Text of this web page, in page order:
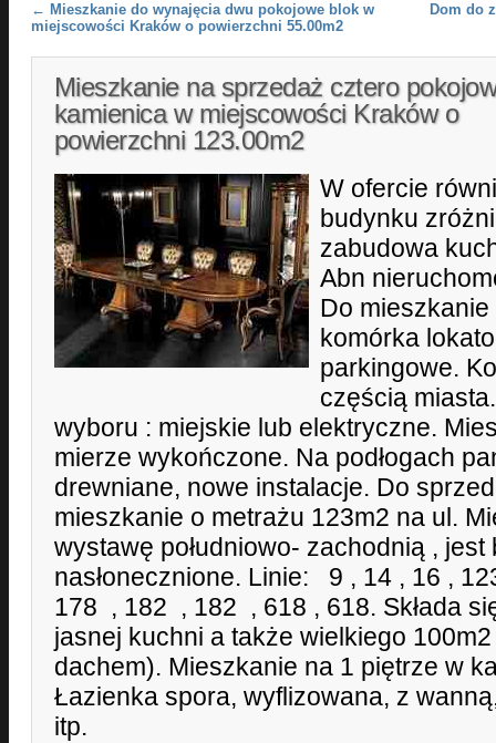
Post navigation
← Mieszkanie do wynajęcia dwu pokojowe blok w
miejscowości Kraków o powierzchni 55.00m2
Dom do
Mieszkanie na sprzedaż cztero
kamienica w miejscowości Kraków o
powierzchni 123.00m2
W ofercie
budynku
zabudowa
Abn
Do
komórka
parkingowe.
częścią
wyboru : miejskie lub elektryczne.
mierze wykończone. Na podłogach
drewniane, nowe instalacje. Do
mieszkanie o metrażu 123m2 na ul.
wystawę południowo- zachodnią ,
nasłonecznione. Linie: 9 , 14 , 16 ,
178 , 182 , 182 , 618 , 618. Składa
jasnej kuchni a także wielkiego
dachem). Mieszkanie na 1 piętrze w
Łazienka spora, wyflizowana, z
itp.